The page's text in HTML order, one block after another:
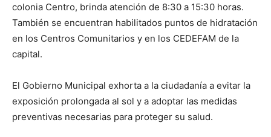
colonia Centro, brinda atención de 8:30 a 15:30 horas.
También se encuentran habilitados puntos de hidratación
en los Centros Comunitarios y en los CEDEFAM de la
capital.
El Gobierno Municipal exhorta a la ciudadanía a evitar la
exposición prolongada al sol y a adoptar las medidas
preventivas necesarias para proteger su salud.